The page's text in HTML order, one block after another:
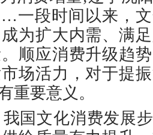
一段时间以来，
为扩大内需、满
顺应消费升级趋
场活力，对于提
重要意义。
文化消费发展步